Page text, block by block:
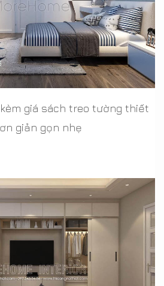
giá sách treo tường thiết
giản gọn nhẹ